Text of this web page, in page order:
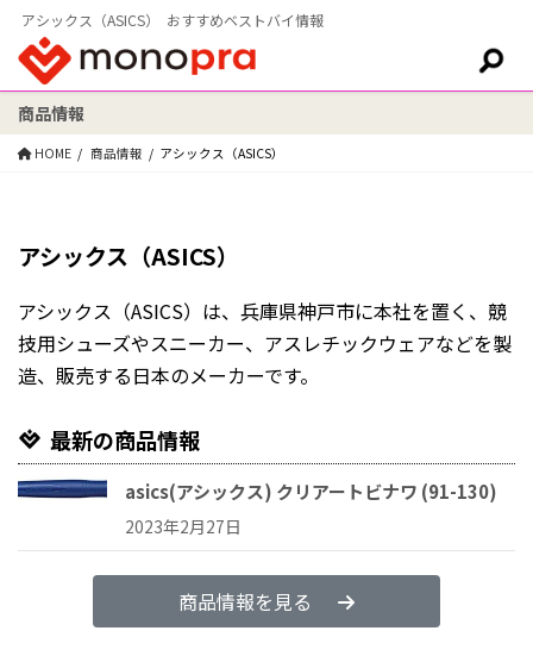
アシックス（ASICS） おすすめベストバイ情報
検索:
商品情報
HOME 商品情報 アシックス（ASICS）
アシックス（ASICS）
アシックス（ASICS）は、兵庫県神戸市に本社を置く、競
技用シューズやスニーカー、アスレチックウェアなどを製
造、販売する日本のメーカーです。
最新の商品情報
asics(アシックス) クリアートビナワ (91-130)
2023年2月27日
商品情報を見る